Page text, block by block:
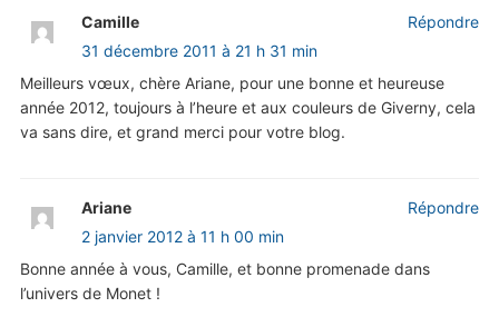
Camille
31 décembre 2011 à 21 h 31 min
Meilleurs vœux, chère Ariane, pour une bonne et heureuse
année 2012, toujours à l’heure et aux couleurs de Giverny, cela
va sans dire, et grand merci pour votre blog.
Répondre
Ariane
2 janvier 2012 à 11 h 00 min
Bonne année à vous, Camille, et bonne promenade dans
l’univers de Monet !
Répondre